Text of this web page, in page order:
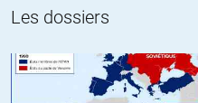
Les dossiers